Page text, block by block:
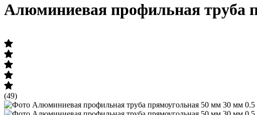
Алюминиевая профильная
(49)